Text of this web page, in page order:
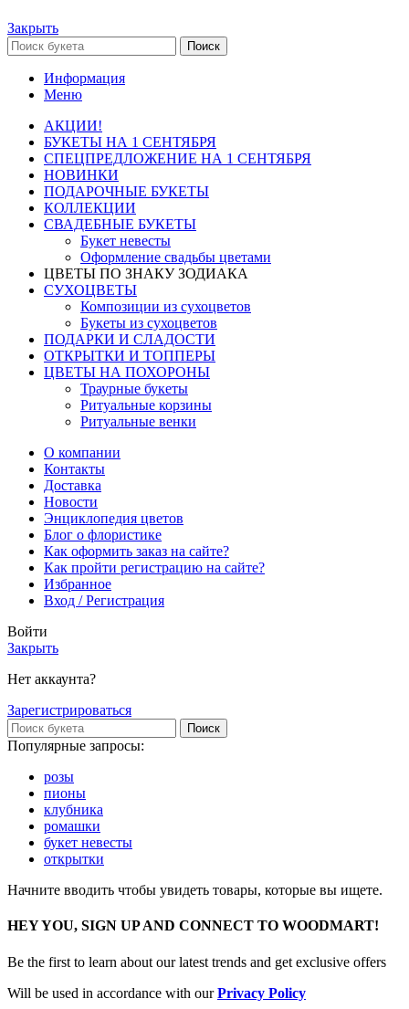
Закрыть
Поиск
Информация
Меню
АКЦИИ!
БУКЕТЫ НА 1 СЕНТЯБРЯ
СПЕЦПРЕДЛОЖЕНИЕ НА 1 СЕНТЯБРЯ
НОВИНКИ
ПОДАРОЧНЫЕ БУКЕТЫ
КОЛЛЕКЦИИ
СВАДЕБНЫЕ БУКЕТЫ
Букет невесты
Оформление свадьбы цветами
ЦВЕТЫ ПО ЗНАКУ ЗОДИАКА
СУХОЦВЕТЫ
Композиции из сухоцветов
Букеты из сухоцветов
ПОДАРКИ И СЛАДОСТИ
ОТКРЫТКИ И ТОППЕРЫ
ЦВЕТЫ НА ПОХОРОНЫ
Траурные букеты
Ритуальные корзины
Ритуальные венки
О компании
Контакты
Доставка
Новости
Энциклопедия цветов
Блог о флористике
Как оформить заказ на сайте?
Как пройти регистрацию на сайте?
Избранное
Вход / Регистрация
Войти
Закрыть
Нет аккаунта?
Зарегистрироваться
Поиск
Популярные запросы:
розы
пионы
клубника
ромашки
букет невесты
открытки
Начните вводить чтобы увидеть товары, которые вы ищете.
HEY YOU, SIGN UP AND CONNECT TO WOODMART!
Be the first to learn about our latest trends and get exclusive offers
Will be used in accordance with ourPrivacy Policy